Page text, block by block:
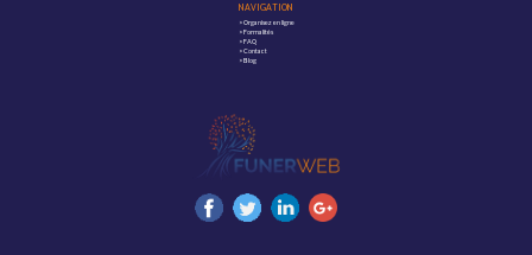
NAVIGATION
>Organisez en ligne
>Formalités
>FAQ
>Contact
>Blog